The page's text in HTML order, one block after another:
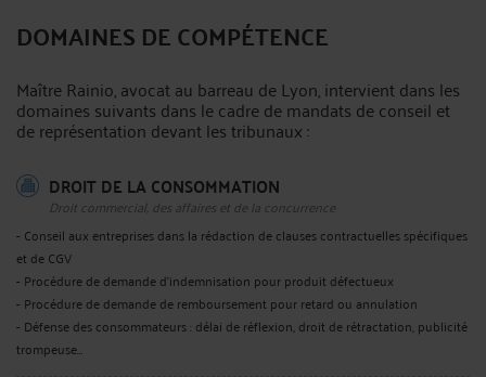
DOMAINES DE COMPÉTENCE
Maître Rainio, avocat au barreau de Lyon, intervient dans les
domaines suivants dans le cadre de mandats de conseil et
de représentation devant les tribunaux :
DROIT DE LA CONSOMMATION
Droit commercial, des affaires et de la concurrence
- Conseil aux entreprises dans la rédaction de clauses contractuelles spécifiques
et de CGV
- Procédure de demande d'indemnisation pour produit défectueux
- Procédure de demande de remboursement pour retard ou annulation
- Défense des consommateurs : délai de réflexion, droit de rétractation, publicité
trompeuse…